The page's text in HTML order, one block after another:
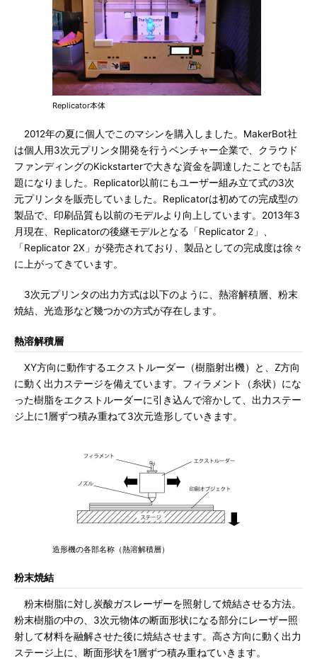
Replicator本体
2012年の夏に個人でこのマシンを購入しました。MakerBot社
は個人用3次元プリンタ開発を行うベンチャー企業で、クラウド
ファンディングのKickstarterで大きな資金を調達したことでも話
題になりました。Replicator以前にもユーザー組み立て式の3次
元プリンタを販売していました。Replicatorは初めての完成型の
製品で、印刷品質も以前のモデルより向上しています。2013年3
月現在、Replicatorの後継モデルとなる「Replicator 2」、
「Replicator 2X」が発売されており、製品としての完成度は徐々
に上がってきています。
3次元プリンタの出力方式は以下のように、熱溶解積層、粉末
焼結、光造形など幾つかの方式が存在します。
熱溶解積層
XY方向に動作するエクストルーダー（樹脂射出機）と、Z方向
に動く出力ステージを備えています。フィラメント（糸状）にな
った樹脂をエクストルーダーに引き込んで溶かして、出力ステー
ジ上に1層ずつ積み重ねて3次元造形していきます。
造形機の各部名称（熱溶解積層）
粉末焼結
粉末樹脂に対し炭酸ガスレーザーを照射して焼結させる方法。
粉末樹脂の中の、3次元物体の断面形状になる部分にレーザー照
射して材料を融解させた後に焼結させます。高さ方向に動く出力
ステージ上に、断面形状を1層ずつ積み重ねていきます。